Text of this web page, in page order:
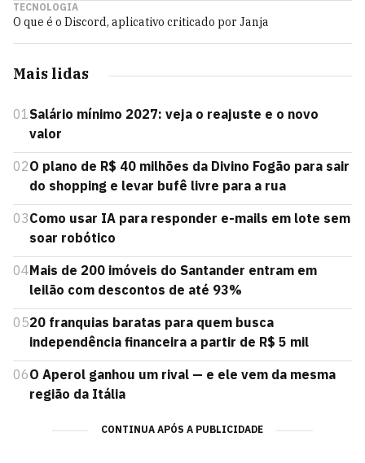
TECNOLOGIA
O que é o Discord, aplicativo criticado por Janja
Mais lidas
01Salário mínimo 2027: veja o reajuste e o novo
valor
02O plano de R$ 40 milhões da Divino Fogão para sair
do shopping e levar bufê livre para a rua
03Como usar IA para responder e-mails em lote sem
soar robótico
04Mais de 200 imóveis do Santander entram em
leilão com descontos de até 93%
0520 franquias baratas para quem busca
independência financeira a partir de R$ 5 mil
06O Aperol ganhou um rival — e ele vem da mesma
região da Itália
CONTINUA APÓS A PUBLICIDADE